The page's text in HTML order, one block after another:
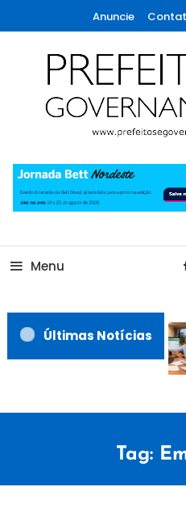
To
Content
Anuncie
Prefeitos &
Menu
Últimas Notícias
Tag: